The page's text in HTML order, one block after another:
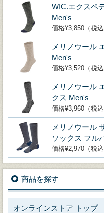
WIC.エクスペ
Men's
価格¥3,850（税込
メリノウール
Men's
価格¥3,520（税込
メリノウール
クス Men's
価格¥3,960（税込
メリノウール
ソックス フル
価格¥2,970（税込
商品を探す
オンラインストア トップ